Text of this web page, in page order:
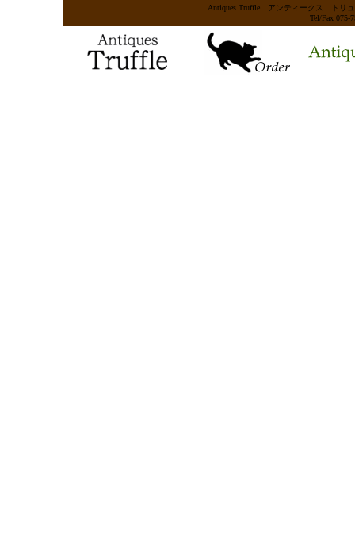
Antiques Truffle アンティークス ト
Tel/Fax